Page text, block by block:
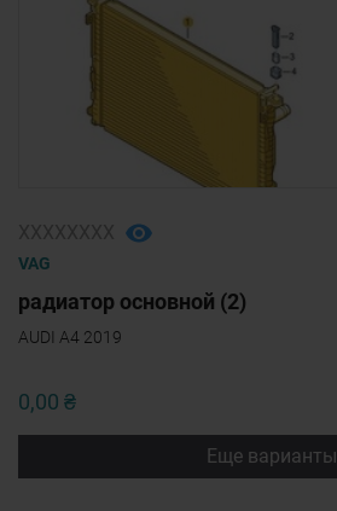
VAG
радиатор основной (2)
AUDI A4 2019
0,00 ₴
Еще варианты